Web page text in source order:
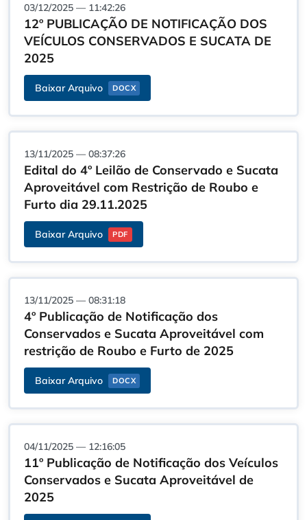
03/12/2025 — 11:42:26
12º PUBLICAÇÃO DE NOTIFICAÇÃO DOS
VEÍCULOS CONSERVADOS E SUCATA DE
2025
Baixar Arquivo DOCX
13/11/2025 — 08:37:26
Edital do 4º Leilão de Conservado e Sucata
Aproveitável com Restrição de Roubo e
Furto dia 29.11.2025
Baixar Arquivo PDF
13/11/2025 — 08:31:18
4º Publicação de Notificação dos
Conservados e Sucata Aproveitável com
restrição de Roubo e Furto de 2025
Baixar Arquivo DOCX
04/11/2025 — 12:16:05
11º Publicação de Notificação dos Veículos
Conservados e Sucata Aproveitável de
2025